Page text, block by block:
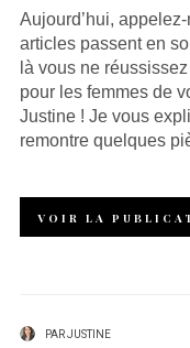
Aujourd’hui,
articles passent en
là vous ne
pour les femmes de
Justine ! Je vous
remontre quelques
VOIR LA
PARJUSTINE